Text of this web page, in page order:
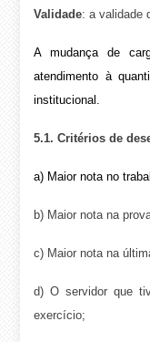
Validade: a validade
A mudança de
atendimento à
institucional.
5.1. Critérios de
a) Maior nota no
b) Maior nota na
c) Maior nota na
d) O servidor que
exercício;